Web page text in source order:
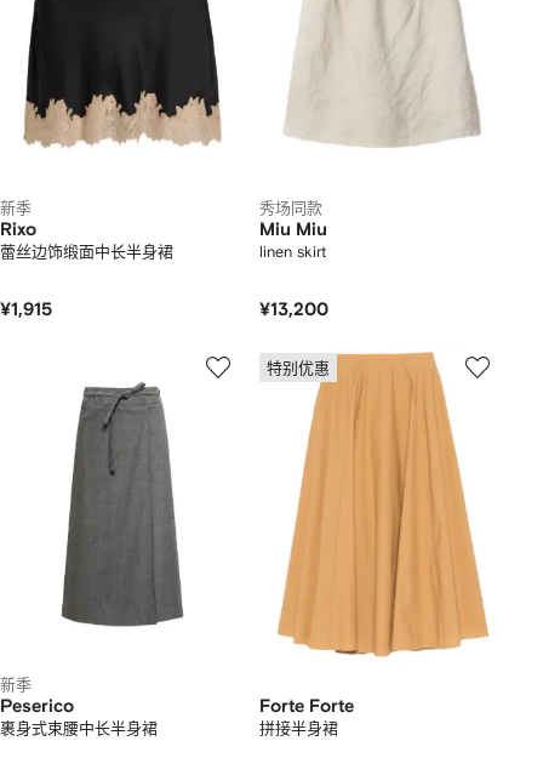
新季
Rixo
蕾丝边饰缎面中长半身裙
¥1,915
秀场同款
Miu Miu
linen skirt
¥13,200
新季
Peserico
裹身式束腰中长半身裙
特别优惠
Forte Forte
拼接半身裙